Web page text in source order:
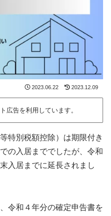
2023.06.22 2023.12.09
広告を利用しています。
特別税額控除）は期限付き
の入居まででしたが、令和
入居までに延長されまし
令和４年分の確定申告書を